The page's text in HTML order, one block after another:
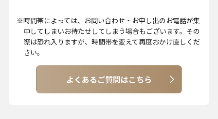
時間帯によっては、お問い合わせ・お申し出のお電話が集
中してしまいお待たせしてしまう場合もございます。その
際は恐れ入りますが、時間帯を変えて再度おかけ直しくだ
さい。
よくあるご質問はこちら